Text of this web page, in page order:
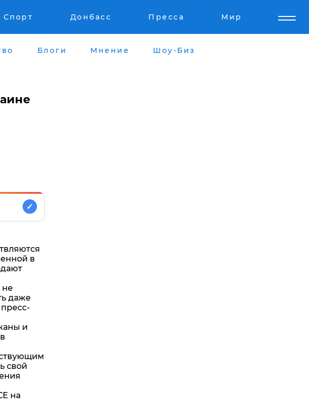
Спорт Донбасс Пресса Мир
Блоги Мнение Шоу-Биз
✓
в
не
даже
и
свой
на